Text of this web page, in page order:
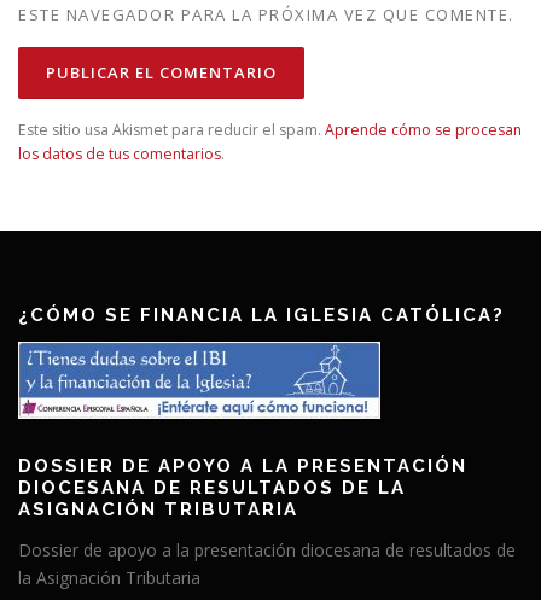
ESTE NAVEGADOR PARA LA PRÓXIMA VEZ QUE COMENTE.
Este sitio usa Akismet para reducir el spam. Aprende cómo se procesan
los datos de tus comentarios.
¿CÓMO SE FINANCIA LA IGLESIA CATÓLICA?
DOSSIER DE APOYO A LA PRESENTACIÓN
DIOCESANA DE RESULTADOS DE LA
ASIGNACIÓN TRIBUTARIA
Dossier de apoyo a la presentación diocesana de resultados de
la Asignación Tributaria